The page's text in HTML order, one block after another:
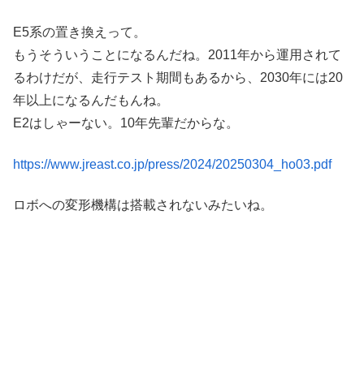
E5系の置き換えって。
もうそういうことになるんだね。2011年から運用されて
るわけだが、走行テスト期間もあるから、2030年には20
年以上になるんだもんね。
E2はしゃーない。10年先輩だからな。
https://www.jreast.co.jp/press/2024/20250304_ho03.pdf
ロボへの変形機構は搭載されないみたいね。